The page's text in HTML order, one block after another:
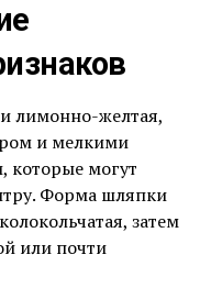
лимонно-желтая,
и мелкими
которые могут
Форма шляпки
затем
или почти